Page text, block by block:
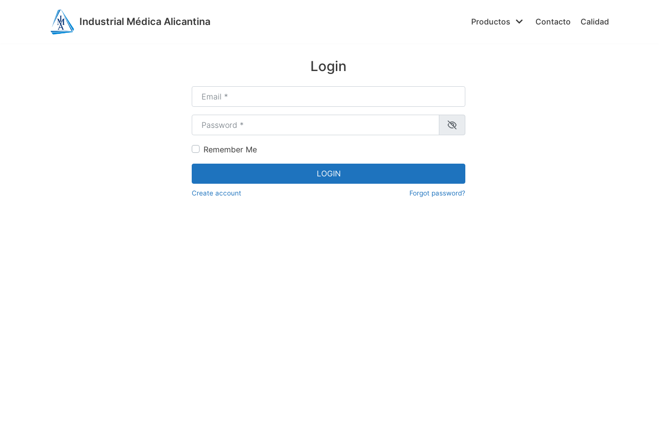
Industrial Médica Alicantina Productos Contacto Calidad
Login
Email
Password
Remember Me
LOGIN
Create account Forgot password?